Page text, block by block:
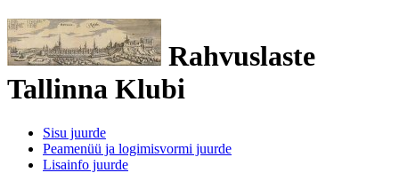
Rahvuslaste
Tallinna Klubi
Sisu juurde
Peamenüü ja logimisvormi juurde
Lisainfo juurde